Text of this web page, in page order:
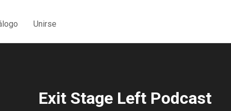
Unirse
Exit Stage Left Podcast